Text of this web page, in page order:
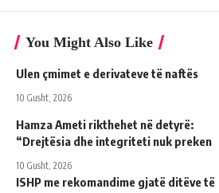
You Might Also Like
Ulen çmimet e derivateve të naftës
10 Gusht, 2026
Hamza Ameti rikthehet në detyrë:
“Drejtësia dhe integriteti nuk preken
10 Gusht, 2026
ISHP me rekomandime gjatë ditëve të